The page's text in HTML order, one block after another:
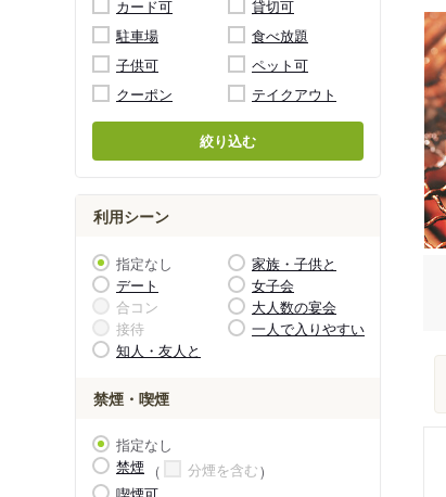
カード可
貸切可
駐車場
食べ放題
子供可
ペット可
クーポン
テイクアウト
絞り込む
利用シーン
指定なし
家族・子供と
デート
女子会
合コン
大人数の宴会
接待
一人で入りやすい
知人・友人と
禁煙・喫煙
指定なし
禁煙
分煙を含む